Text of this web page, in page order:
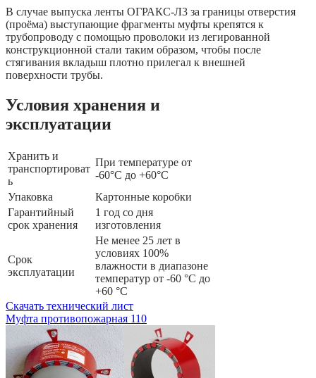
В случае выпуска ленты ОГРАКС-Л3 за границы отверстия
(проёма) выступающие фрагменты муфты крепятся к
трубопроводу с помощью проволоки из легированной
конструкционной стали таким образом, чтобы после
стягивания вкладыш плотно прилегал к внешней
поверхности трубы.
Условия хранения и
эксплуатации
Хранить и
транспортироват
ь
При температуре от
-60°С до +60°С
Упаковка
Картонные коробки
Гарантийный
срок хранения
1 год со дня
изготовления
Срок
эксплуатации
Не менее 25 лет в
условиях 100%
влажности в диапазоне
температур от -60 °С до
+60 °С
Скачать технический лист
Муфта противопожарная 110